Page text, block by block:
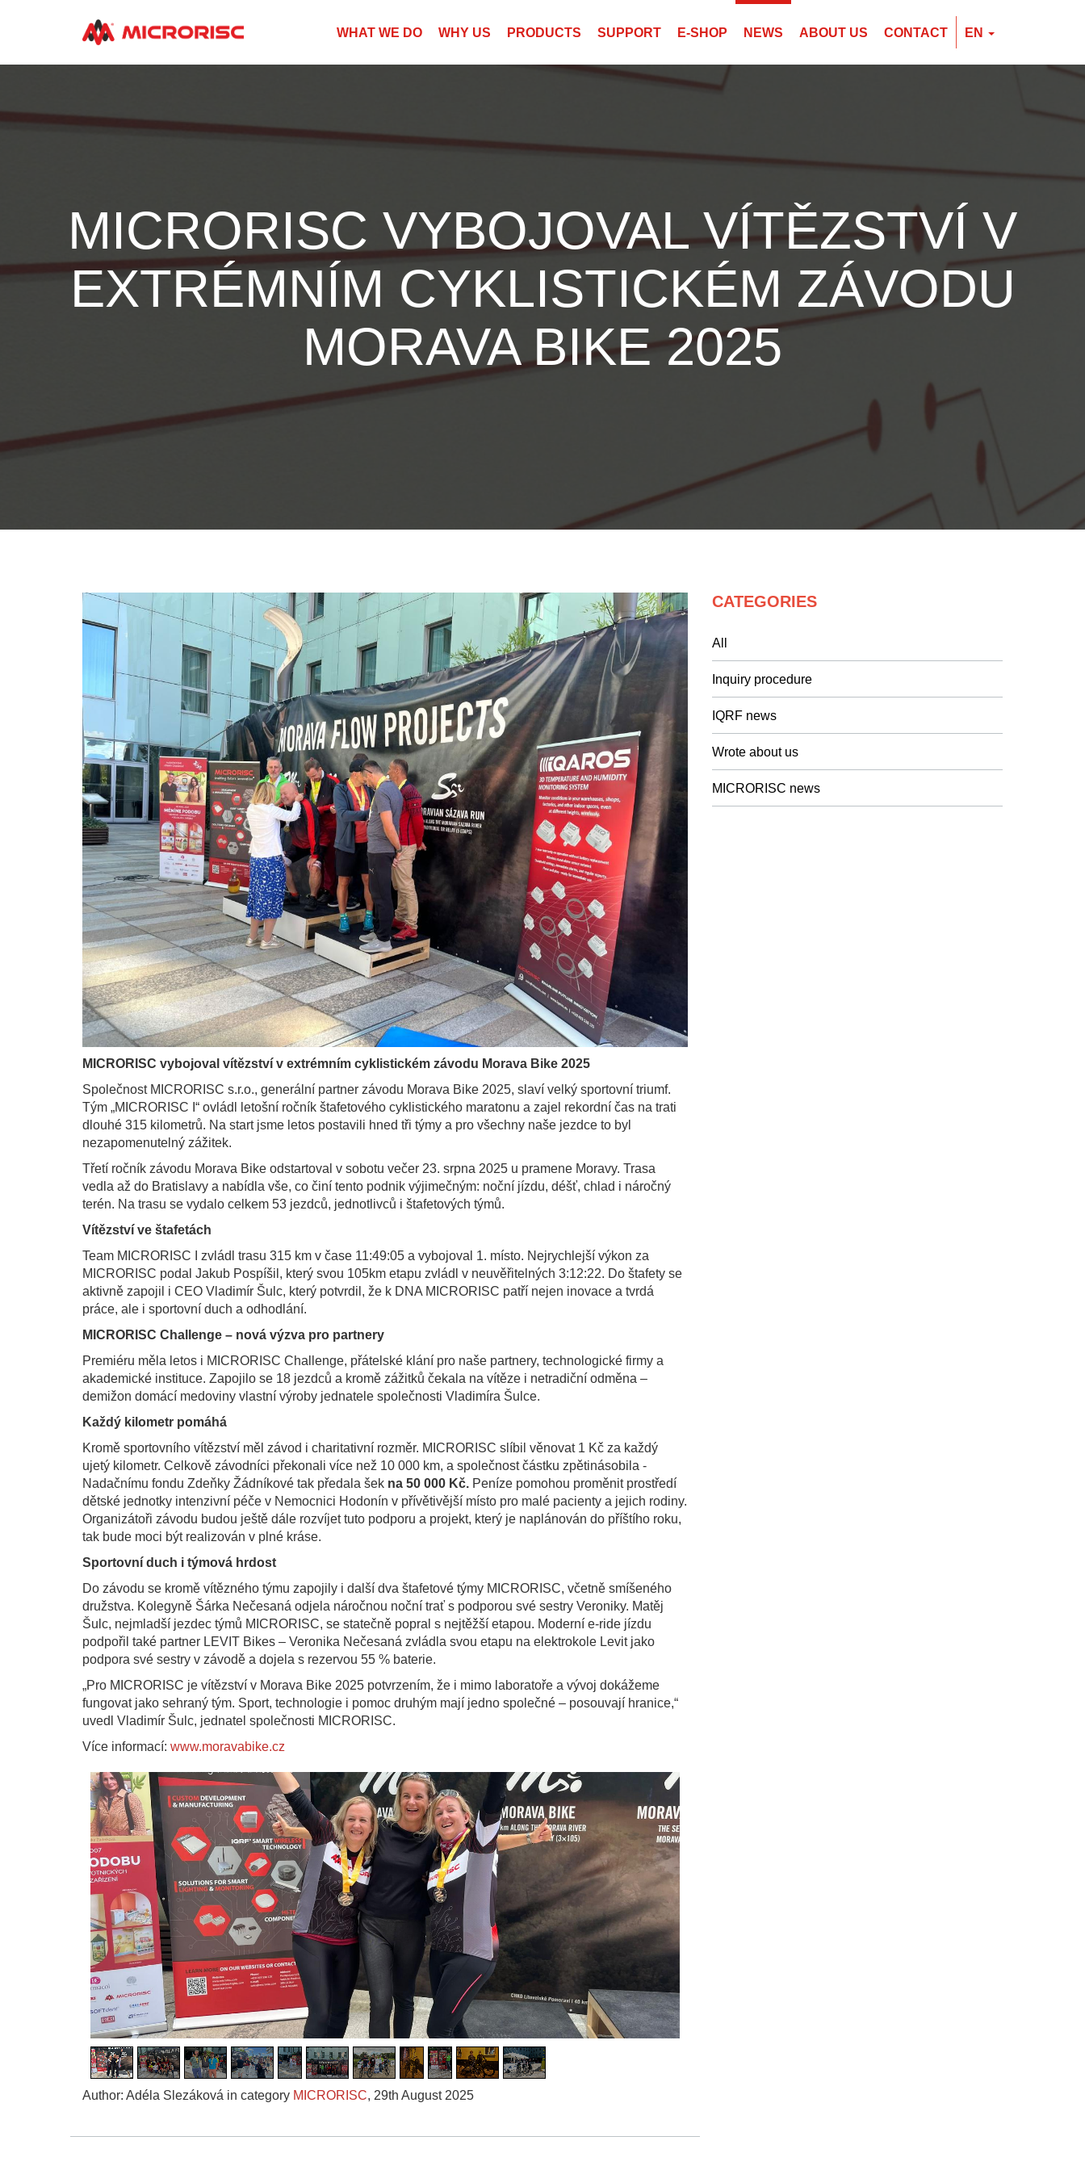
WHAT WE DO WHY US PRODUCTS SUPPORT E-SHOP NEWS ABOUT US CONTACT EN
MICRORISC VYBOJOVAL VÍTĚZSTVÍ V
EXTRÉMNÍM CYKLISTICKÉM ZÁVODU
MORAVA BIKE 2025
MICRORISC vybojoval vítězství v extrémním cyklistickém závodu Morava Bike 2025
Společnost MICRORISC s.r.o., generální partner závodu Morava Bike 2025, slaví velký sportovní triumf.
Tým „MICRORISC I“ ovládl letošní ročník štafetového cyklistického maratonu a zajel rekordní čas na trati
dlouhé 315 kilometrů. Na start jsme letos postavili hned tři týmy a pro všechny naše jezdce to byl
nezapomenutelný zážitek.
Třetí ročník závodu Morava Bike odstartoval v sobotu večer 23. srpna 2025 u pramene Moravy. Trasa
vedla až do Bratislavy a nabídla vše, co činí tento podnik výjimečným: noční jízdu, déšť, chlad i náročný
terén. Na trasu se vydalo celkem 53 jezdců, jednotlivců i štafetových týmů.
Vítězství ve štafetách
Team MICRORISC I zvládl trasu 315 km v čase 11:49:05 a vybojoval 1. místo. Nejrychlejší výkon za
MICRORISC podal Jakub Pospíšil, který svou 105km etapu zvládl v neuvěřitelných 3:12:22. Do štafety se
aktivně zapojil i CEO Vladimír Šulc, který potvrdil, že k DNA MICRORISC patří nejen inovace a tvrdá
práce, ale i sportovní duch a odhodlání.
MICRORISC Challenge – nová výzva pro partnery
Premiéru měla letos i MICRORISC Challenge, přátelské klání pro naše partnery, technologické firmy a
akademické instituce. Zapojilo se 18 jezdců a kromě zážitků čekala na vítěze i netradiční odměna –
demižon domácí medoviny vlastní výroby jednatele společnosti Vladimíra Šulce.
Každý kilometr pomáhá
Kromě sportovního vítězství měl závod i charitativní rozměr. MICRORISC slíbil věnovat 1 Kč za každý
ujetý kilometr. Celkově závodníci překonali více než 10 000 km, a společnost částku zpětinásobila -
Nadačnímu fondu Zdeňky Žádníkové tak předala šek na 50 000 Kč. Peníze pomohou proměnit prostředí
dětské jednotky intenzivní péče v Nemocnici Hodonín v přívětivější místo pro malé pacienty a jejich rodiny.
Organizátoři závodu budou ještě dále rozvíjet tuto podporu a projekt, který je naplánován do příštího roku,
tak bude moci být realizován v plné kráse.
Sportovní duch i týmová hrdost
Do závodu se kromě vítězného týmu zapojily i další dva štafetové týmy MICRORISC, včetně smíšeného
družstva. Kolegyně Šárka Nečesaná odjela náročnou noční trať s podporou své sestry Veroniky. Matěj
Šulc, nejmladší jezdec týmů MICRORISC, se statečně popral s nejtěžší etapou. Moderní e-ride jízdu
podpořil také partner LEVIT Bikes – Veronika Nečesaná zvládla svou etapu na elektrokole Levit jako
podpora své sestry v závodě a dojela s rezervou 55 % baterie.
„Pro MICRORISC je vítězství v Morava Bike 2025 potvrzením, že i mimo laboratoře a vývoj dokážeme
fungovat jako sehraný tým. Sport, technologie i pomoc druhým mají jedno společné – posouvají hranice,“
uvedl Vladimír Šulc, jednatel společnosti MICRORISC.
Více informací: www.moravabike.cz
Author: Adéla Slezáková in category MICRORISC, 29th August 2025
CATEGORIES
All
Inquiry procedure
IQRF news
Wrote about us
MICRORISC news